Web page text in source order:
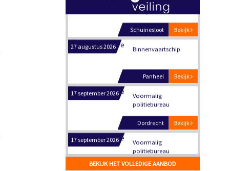
Schuinesloot
Binnenvaartschip
Bekijk
Panheel
Voormalig
politiebureau
Dordrecht
Voormalig
politiebureau
Hilversum
17 september 2026
Voormalig
BEKIJK HET VOLLEDIGE AANBOD